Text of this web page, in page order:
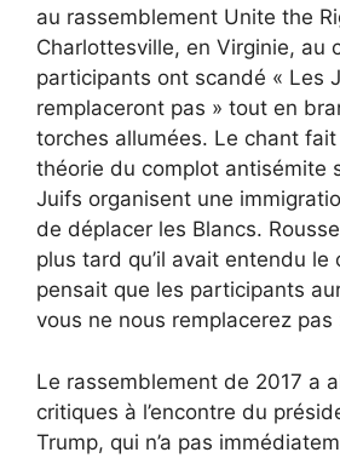
au rassemblement Unite the
Charlottesville, en Virginie, au
participants ont scandé « Les
remplaceront pas » tout en
torches allumées. Le chant
théorie du complot antisémite
Juifs organisent une
de déplacer les Blancs.
plus tard qu’il avait entendu le
pensait que les participants
vous ne nous remplacerez pas
Le rassemblement de 2017 a
critiques à l’encontre du
Trump, qui n’a pas